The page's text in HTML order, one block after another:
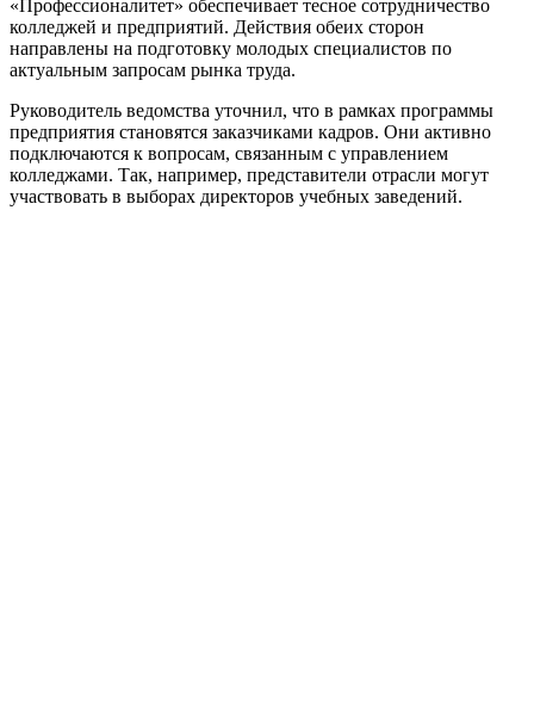
«Профессионалитет» обеспечивает тесное сотрудничество
колледжей и предприятий. Действия обеих сторон
направлены на подготовку молодых специалистов по
актуальным запросам рынка труда.
Руководитель ведомства уточнил, что в рамках программы
предприятия становятся заказчиками кадров. Они активно
подключаются к вопросам, связанным с управлением
колледжами. Так, например, представители отрасли могут
участвовать в выборах директоров учебных заведений.